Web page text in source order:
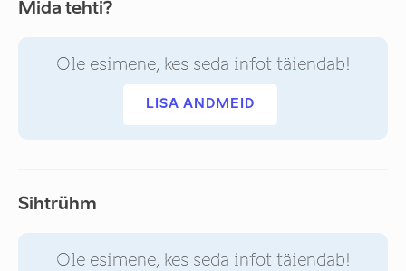
Mida tehti?
Ole esimene, kes seda infot täiendab!
LISA ANDMEID
Sihtrühm
Ole esimene, kes seda infot täiendab!